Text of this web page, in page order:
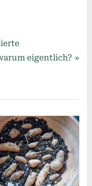
eigentlich?